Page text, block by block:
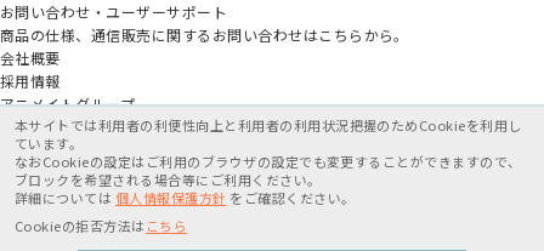
お問い合わせ・ユーザーサポート
商品の仕様、通信販売に関するお問い合わせはこちらから。
会社概要
採用情報
アニメイトグループ
特定商取引法に基づく表記
本サイトでは利用者の利便性向上と利用者の利用状況把握のためCookieを利用し
ています。
なおCookieの設定はご利用のブラウザの設定でも変更することができますので、
ブロックを希望される場合等にご利用ください。
詳細については 個人情報保護方針 をご確認ください。
Cookieの拒否方法は こちら